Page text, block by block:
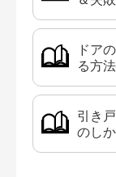
ドア
る方
引き
のし